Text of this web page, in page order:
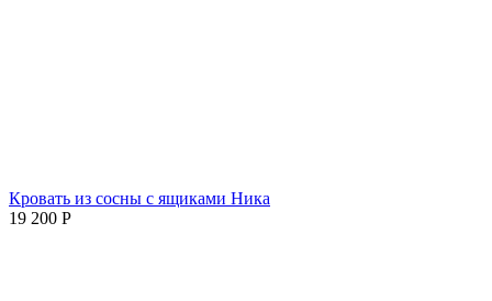
Кровать из сосны с ящиками Ника
19 200 Р